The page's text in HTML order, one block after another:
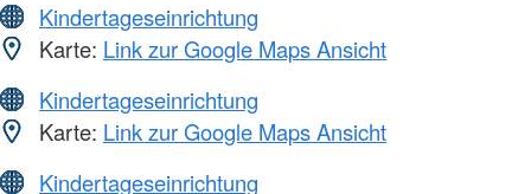
Kindertageseinrichtung
Karte: Link zur Google Maps Ansicht
Kindertageseinrichtung
Karte: Link zur Google Maps Ansicht
Kindertageseinrichtung